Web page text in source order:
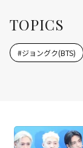
TOPICS
#ジョングク(BTS)